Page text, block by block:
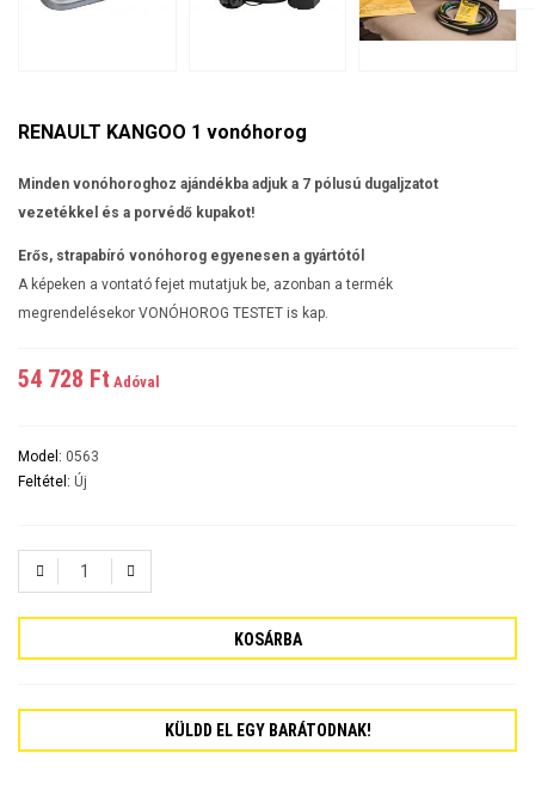
RENAULT KANGOO 1 vonóhorog
Minden vonóhoroghoz ajándékba adjuk a 7 pólusú dugaljzatot
vezetékkel és a porvédő kupakot!
Erős, strapabíró vonóhorog egyenesen a gyártótól
A képeken a vontató fejet mutatjuk be, azonban a termék
megrendelésekor VONÓHOROG TESTET is kap.
54 728 Ft‎ Adóval
Model: 0563
Feltétel: Új
KOSÁRBA
KÜLDD EL EGY BARÁTODNAK!